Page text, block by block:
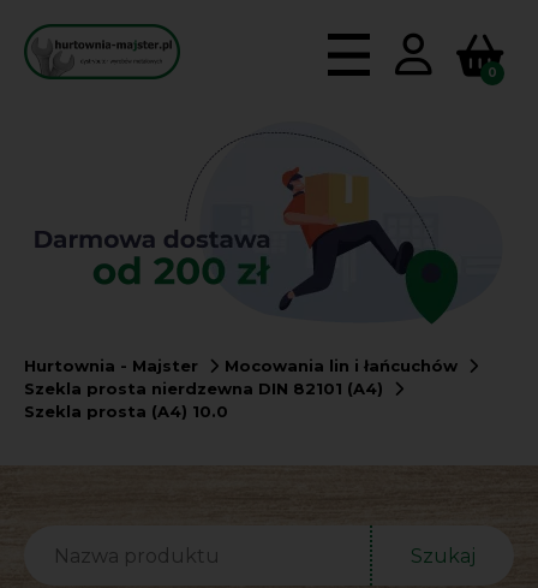
0
Hurtownia - Majster
Mocowania lin i łańcuchów
Szekla prosta nierdzewna DIN 82101 (A4)
Szekla prosta (A4) 10.0
Szukaj